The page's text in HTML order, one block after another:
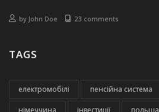
by John Doe 23 comments
TAGS
електромобілі пенсійна система
німеччина інвестиції польща